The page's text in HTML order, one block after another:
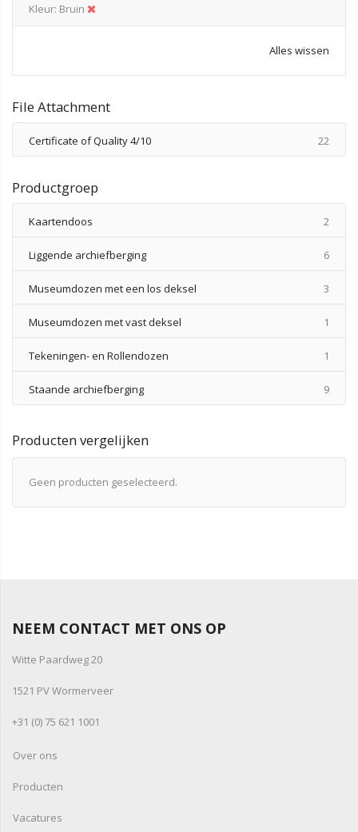
Kleur Bruin
Alles wissen
File Attachment
Certificate of Quality 4/10 22
Productgroep
Kaartendoos 2
Liggende archiefberging 6
Museumdozen met een los deksel 3
Museumdozen met vast deksel 1
Tekeningen- en Rollendozen 1
Staande archiefberging 9
Producten vergelijken
Geen producten geselecteerd.
NEEM CONTACT MET ONS OP
Witte Paardweg 20
1521 PV Wormerveer
+31 (0) 75 621 1001
Over ons
Producten
Vacatures